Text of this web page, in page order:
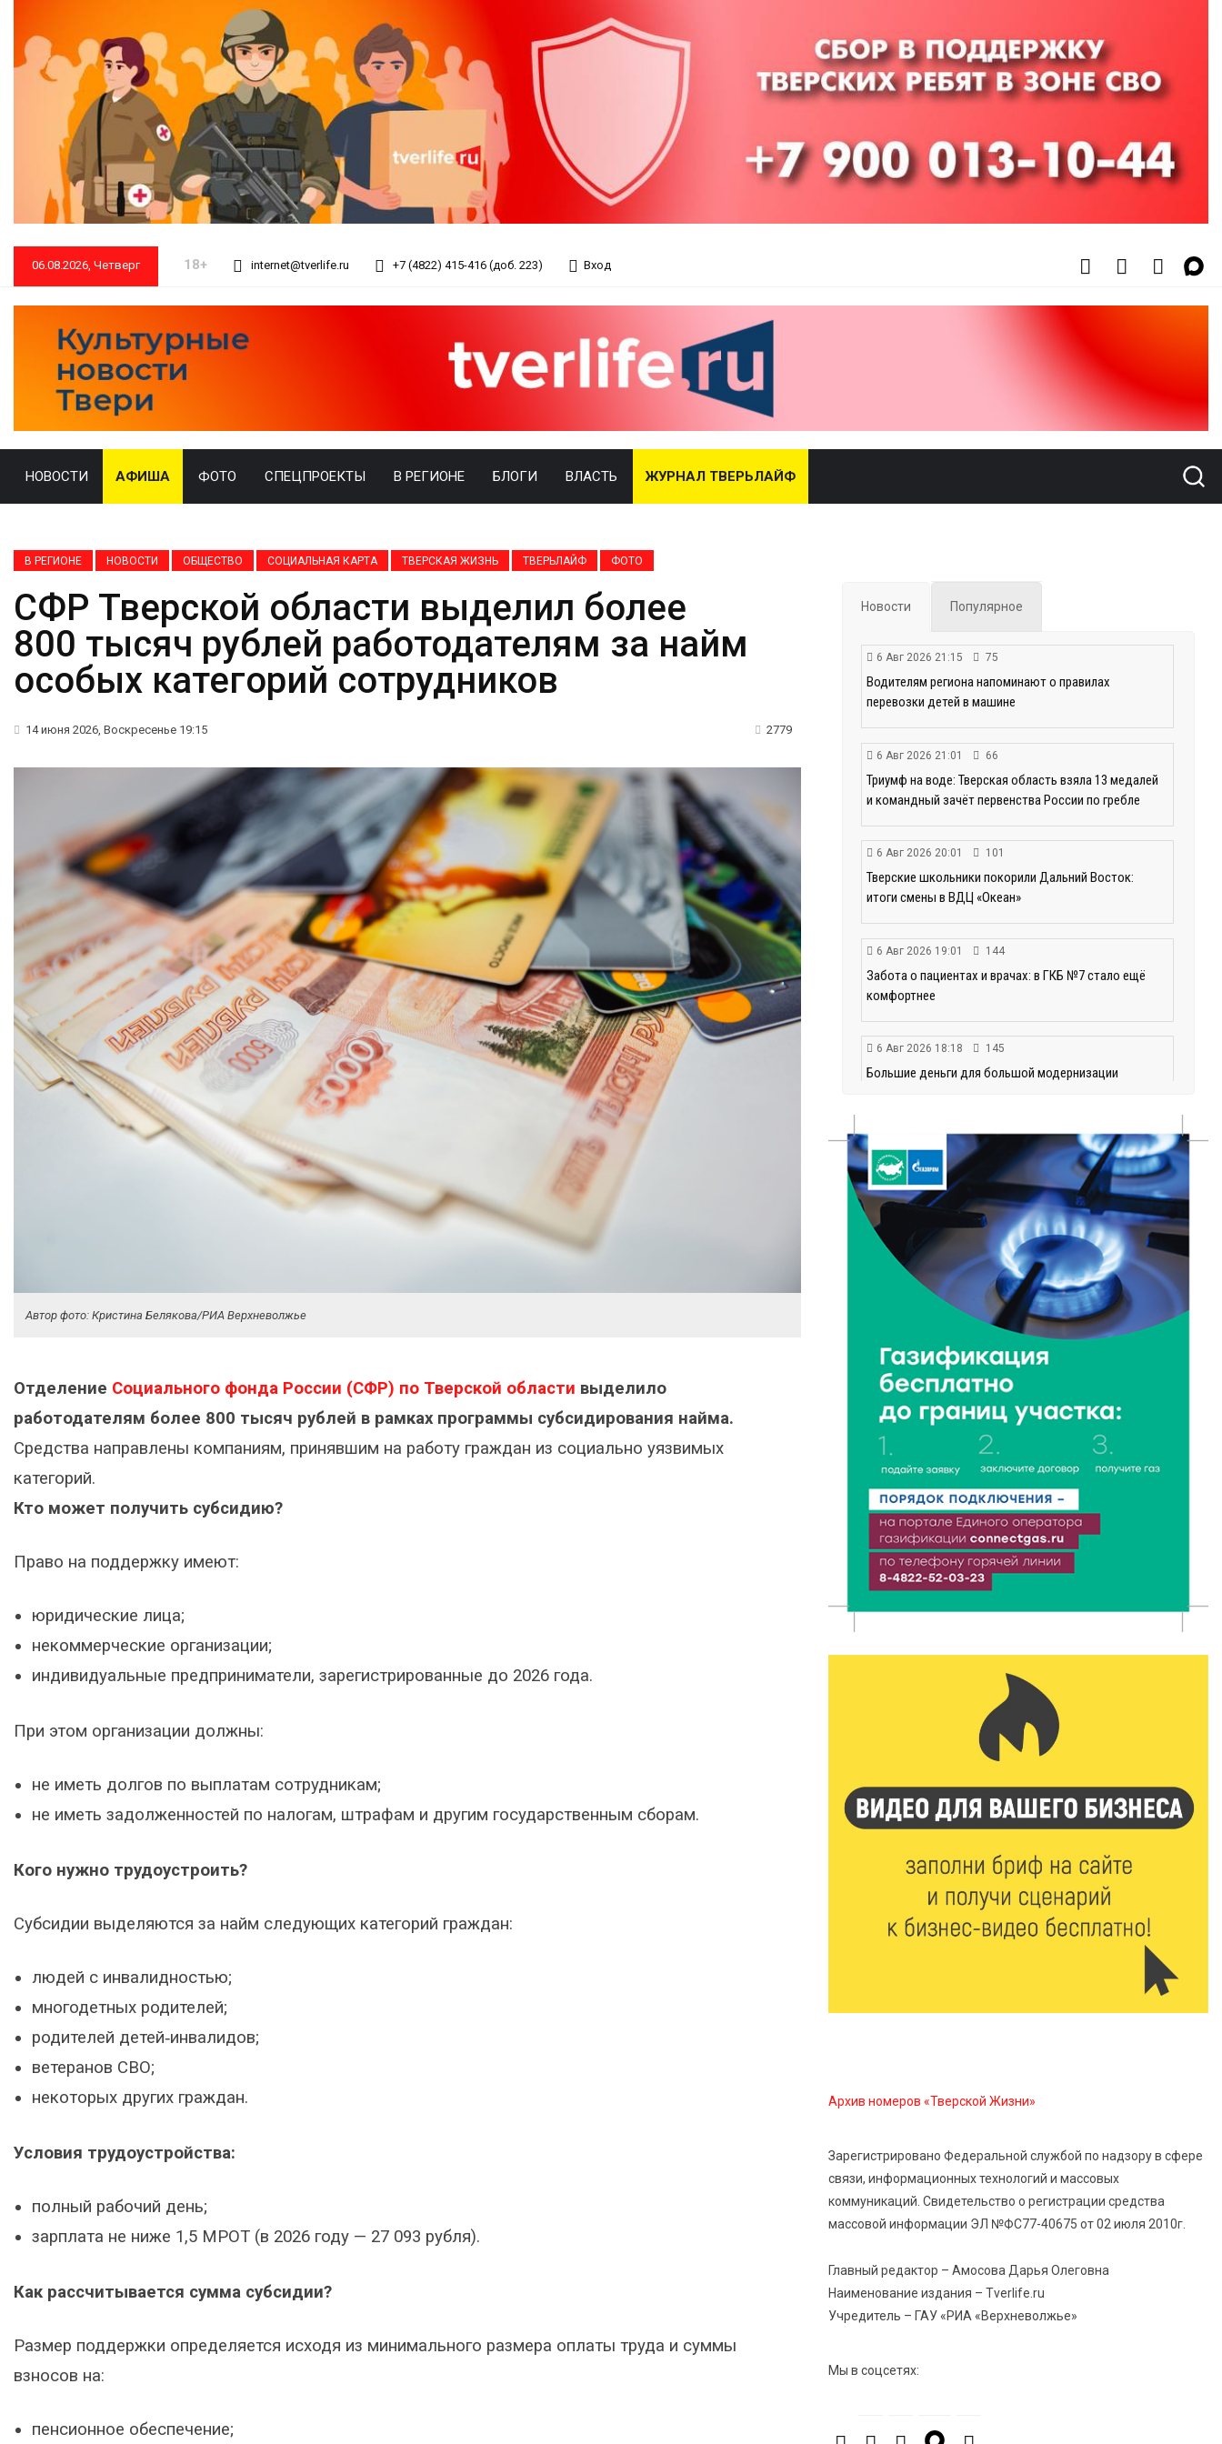
06.08.2026, Четверг 18+ internet@tverlife.ru +7 (4822) 415-416 (доб. 223) Вход
НОВОСТИ АФИША ФОТО СПЕЦПРОЕКТЫ В РЕГИОНЕ БЛОГИ ВЛАСТЬ ЖУРНАЛ ТВЕРЬЛАЙФ
В РЕГИОНЕ НОВОСТИ ОБЩЕСТВО СОЦИАЛЬНАЯ КАРТА ТВЕРСКАЯ ЖИЗНЬ ТВЕРЬЛАЙФ ФОТО
СФР Тверской области выделил более
800 тысяч рублей работодателям за найм
особых категорий сотрудников
14 июня 2026, Воскресенье 19:15 2779
Автор фото: Кристина Белякова/РИА Верхневолжье
Отделение Социального фонда России (СФР) по Тверской области выделило
работодателям более 800 тысяч рублей в рамках программы субсидирования найма.
Средства направлены компаниям, принявшим на работу граждан из социально уязвимых
категорий.
Кто может получить субсидию?
Право на поддержку имеют:
юридические лица;
некоммерческие организации;
индивидуальные предприниматели, зарегистрированные до 2026 года.
При этом организации должны:
не иметь долгов по выплатам сотрудникам;
не иметь задолженностей по налогам, штрафам и другим государственным сборам.
Кого нужно трудоустроить?
Субсидии выделяются за найм следующих категорий граждан:
людей с инвалидностью;
многодетных родителей;
родителей детей‑инвалидов;
ветеранов СВО;
некоторых других граждан.
Условия трудоустройства:
полный рабочий день;
зарплата не ниже 1,5 МРОТ (в 2026 году — 27 093 рубля).
Как рассчитывается сумма субсидии?
Размер поддержки определяется исходя из минимального размера оплаты труда и суммы
взносов на:
пенсионное обеспечение;
Новости Популярное
6 Авг 2026 21:15 75
Водителям региона напоминают о правилах
перевозки детей в машине
6 Авг 2026 21:01 66
Триумф на воде: Тверская область взяла 13 медалей
и командный зачёт первенства России по гребле
6 Авг 2026 20:01 101
Тверские школьники покорили Дальний Восток:
итоги смены в ВДЦ «Океан»
6 Авг 2026 19:01 144
Забота о пациентах и врачах: в ГКБ №7 стало ещё
комфортнее
6 Авг 2026 18:18 145
Большие деньги для большой модернизации
113
«Дух больших побед»: глава спорткомитета оценил
состояние СШОР по гребле в Твери
6 Авг 2026 17:01 144
День рождения Светофора: в детском саду № 6
прошел необычный урок безопасности
В Твери пройдёт дополнительный день приёма в
колледжи
6 Авг 2026 16:37 128
Исследование: ежемесячная смена категорий
6 Авг 2026 16:28 207
Тверские «Романтики» покорили Витебск своей
хореографией
Виталий Королев наградил строителей и
анонсировал новые проекты
101
Объем выдачи ипотеки в России вырос на 38%
6 Авг 2026 16:01 140
Калининские футболисты представят Тверскую
область на всероссийском марафоне «Земля
спорта»
6 Авг 2026 15:48 297
В Твери создали соединения для кормовых
добавок, повышающие продуктивность
сельхозживотных
Мультфильм своими руками: в Твери дети сняли
ленту по мотивам басни «Карась»
6 Авг 2026 13:02
Архив номеров «Тверской Жизни»
Зарегистрировано Федеральной службой по надзору в сфере
связи, информационных технологий и массовых
коммуникаций. Свидетельство о регистрации средства
массовой информации ЭЛ №ФС77-40675 от 02 июля 2010г.
Главный редактор – Амосова Дарья Олеговна
Наименование издания – Tverlife.ru
Учредитель – ГАУ «РИА «Верхневолжье»
Мы в соцсетях: